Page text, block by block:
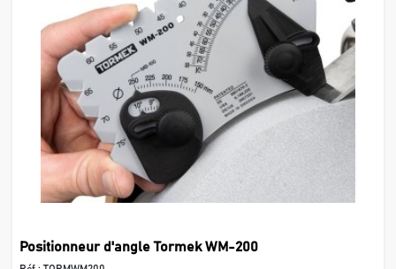
Positionneur d'angle Tormek WM-200